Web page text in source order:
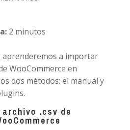
2 minutos
aprenderemos a importar
WooCommerce en
dos métodos: el manual y
.csv de